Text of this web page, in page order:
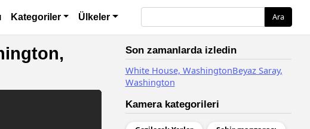
Kategoriler Ülkeler Ara
Son zamanlarda izledin
White House, WashingtonBeyaz Saray,
Washington
Kamera kategorileri